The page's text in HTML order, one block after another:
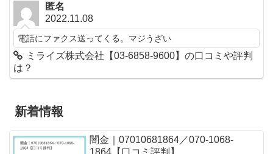
匿名
2022.11.08
電話にファクス送ってくる。マジうざい
ミライズ株式会社【03-6858-9600】の口コミや評判
は？
新着情報
闇金｜07010681864／070-1068-
1864【口コミ評判】